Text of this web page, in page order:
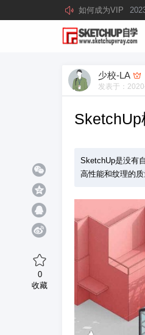
如何成为VIP
少校-LA
发表于：
SketchUp是没有
高性能和纹理的
0
收藏